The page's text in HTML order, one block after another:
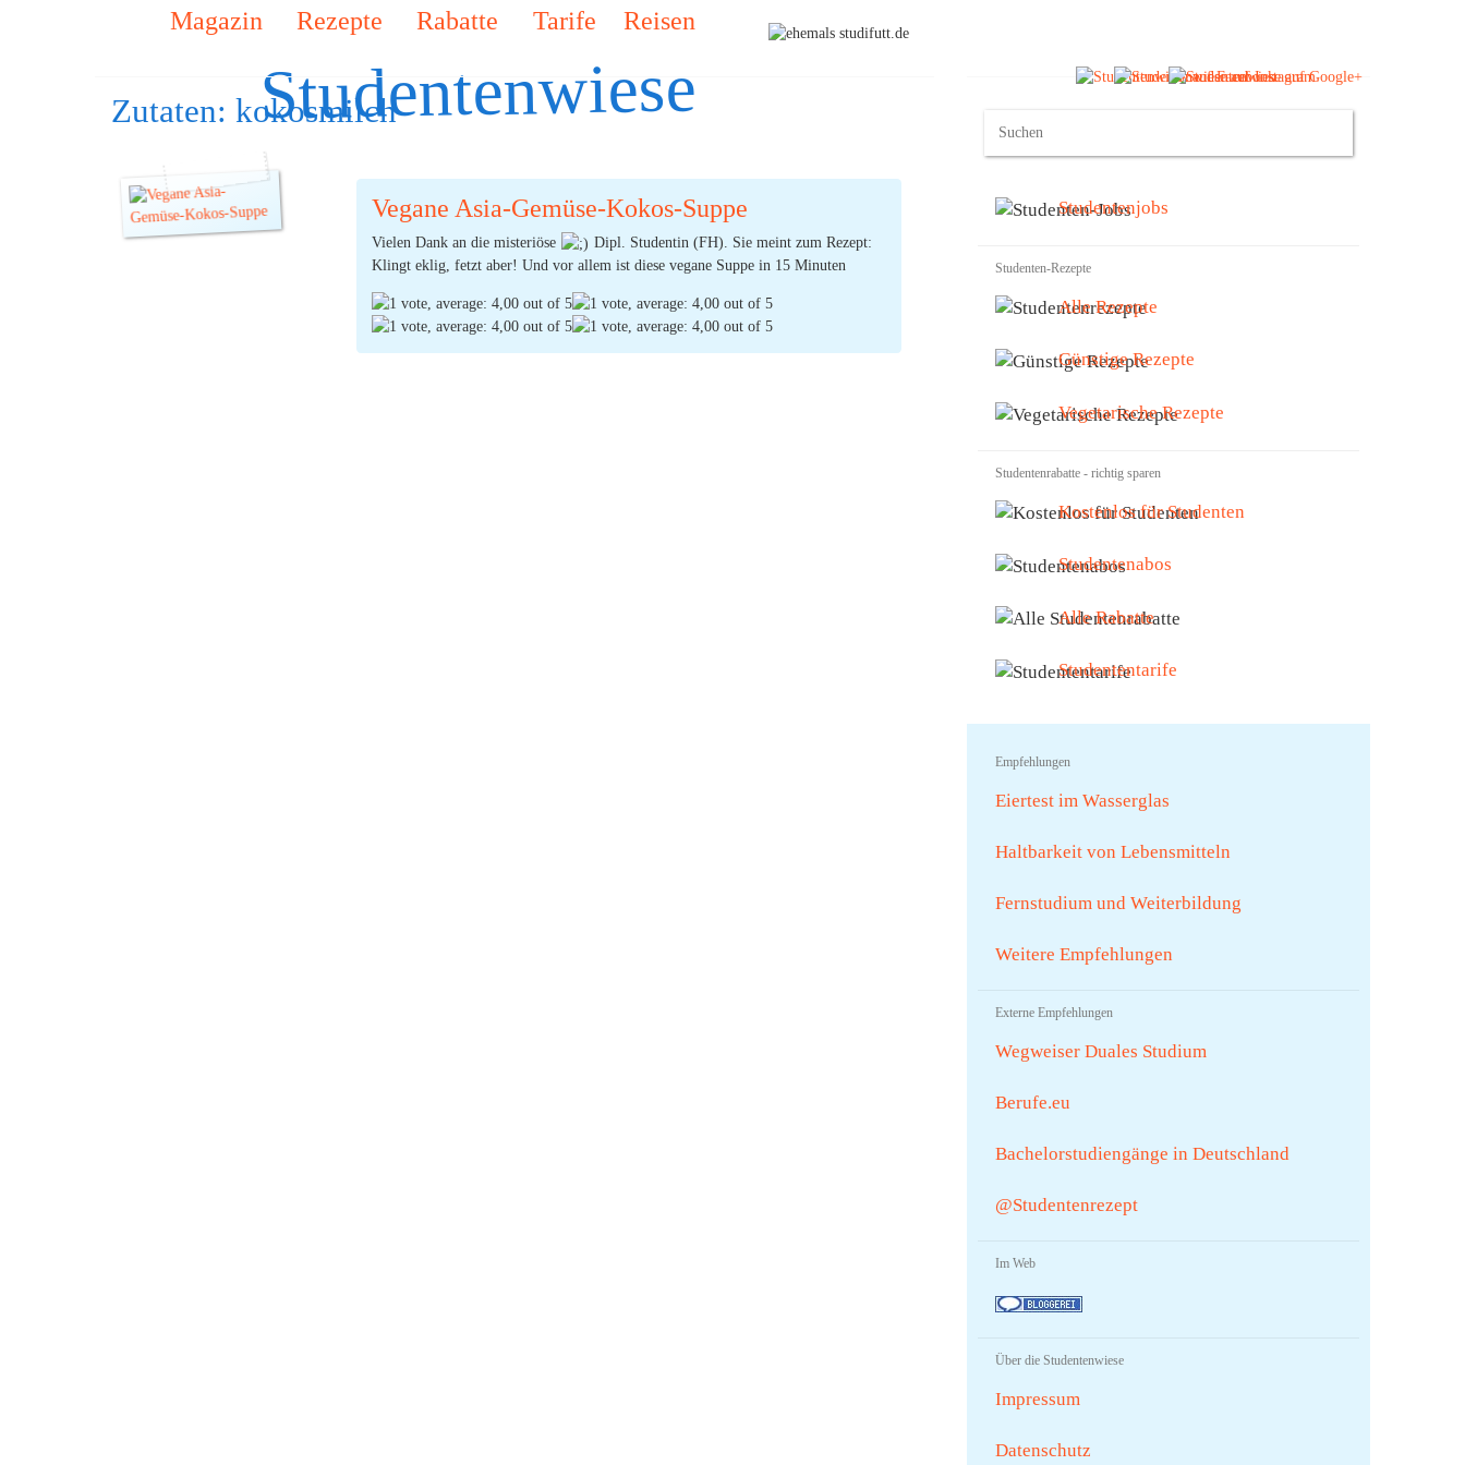
Studentenwiese
Magazin Rezepte Rabatte Tarife Reisen
Zutaten: kokosmilch
Vegane Asia-Gemüse-Kokos-Suppe
Vielen Dank an die misteriöse
Dipl. Studentin (FH). Sie meint zum Rezept:
Klingt eklig, fetzt aber! Und vor allem ist diese vegane Suppe in 15 Minuten
Studentenjobs
Studenten-Rezepte
Alle Rezepte
Günstige Rezepte
Vegetarische Rezepte
Studentenrabatte - richtig sparen
Kostenlos für Studenten
Studentenabos
Alle Rabatte
Studententarife
Empfehlungen
Eiertest im Wasserglas
Haltbarkeit von Lebensmitteln
Fernstudium und Weiterbildung
Weitere Empfehlungen
Externe Empfehlungen
Wegweiser Duales Studium
Berufe.eu
Bachelorstudiengänge in Deutschland
@Studentenrezept
Im Web
Über die Studentenwiese
Impressum
Datenschutz